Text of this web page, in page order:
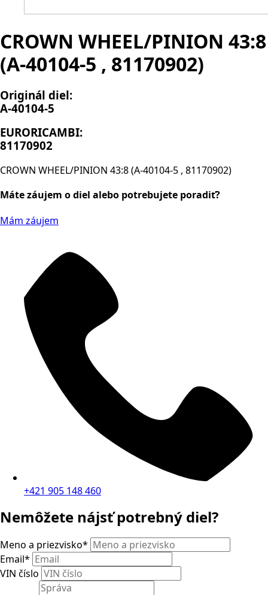
CROWN WHEEL/PINION 43:8
(A-40104-5 , 81170902)
Originál diel:
A-40104-5
EURORICAMBI:
81170902
CROWN WHEEL/PINION 43:8 (A-40104-5 , 81170902)
Máte záujem o diel alebo potrebujete poradiť?
Mám záujem
+421 905 148 460
Nemôžete nájsť potrebný diel?
Meno a priezvisko*
Email*
VIN číslo